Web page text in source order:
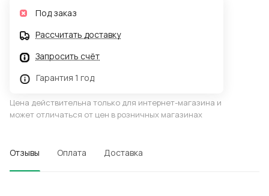
Под заказ
Рассчитать доставку
Запросить счёт
Гарантия 1 год
Цена действительна только для интернет-магазина и
может отличаться от цен в розничных магазинах
Отзывы Оплата Доставка